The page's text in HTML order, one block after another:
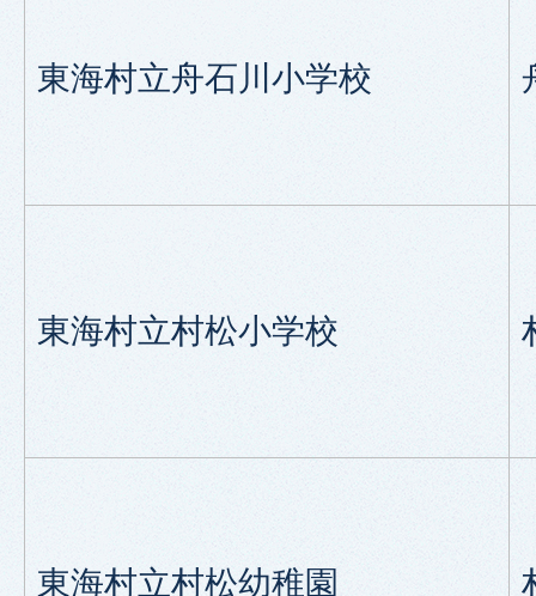
東海村立舟石川小学校
東海村立村松小学校
東海村立村松幼稚園